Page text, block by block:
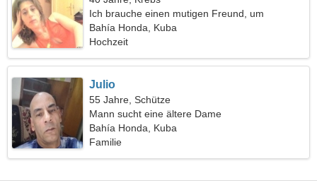
Ich brauche einen mutigen Freund, um
zusammen Ski zu fahren
Bahía Honda, Kuba
Hochzeit
Julio
55 Jahre, Schütze
Mann sucht eine ältere Dame
Bahía Honda, Kuba
Familie